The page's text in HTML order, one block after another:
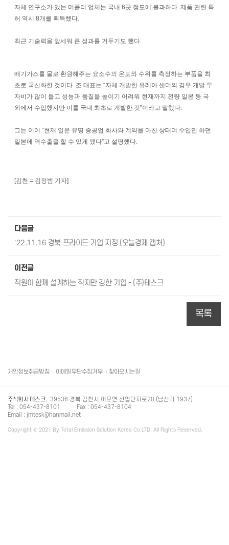
자체 연구소가 있는 머플러 업체는 국내 6곳 정도에 불과하다. 제품 관련 특
허 역시 8개를 획득했다.
최근 기술력을 앞세워 큰 성과를 거두기도 했다.
배기가스를 물로 환원해주는 요소수의 온도와 수위를 측정하는 부품을 최
초로 국산화한 것이다. 조 대표는 “자체 개발한 유레아 샌더의 경우 개발 투
자비가 많이 들고 성능과 품질을 높이기 어려워 현재까지 전량 일본 등 국
외에서 수입했지만 이를 국내 최초로 개발한 것”이라고 말했다.
그는 이어 “현재 일본 유명 중공업 회사와 계약을 마친 상태며 수입만 하던
일본에 역수출을 할 수 있게 됐다”고 설명했다.
[김천 = 김정범 기자]
다음글
'22.11.16 경북 프라이드 기업 지정 (오늘경제 캡처)
이전글
직원이 함께 설계하는 작지만 강한 기업 - (주)테스크
목록
개인정보취급방침 이메일무단수집거부 찾아오시는길
주식회사 테스크. 39536 경북 김천시 어모면 산업단지로20 (남산리 1937)
Tel : 054-437-8101
Fax : 054-437-8104
Email : jmtesk@hanmail.net
Copyright © 2021 By Total Emission Solution Korea Co,LTD. All Rights Reserved.